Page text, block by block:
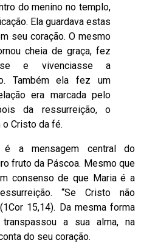
do menino no templo,
Ela guardava estas
seu coração. O mesmo
cheia de graça, fez
e vivenciasse a
Também ela fez um
era marcada pelo
da ressurreição, o
Cristo da fé.
a mensagem central do
fruto da Páscoa. Mesmo que
consenso de que Maria é a
“Se Cristo não
15,14). Da mesma forma
a sua alma, na
do seu coração.